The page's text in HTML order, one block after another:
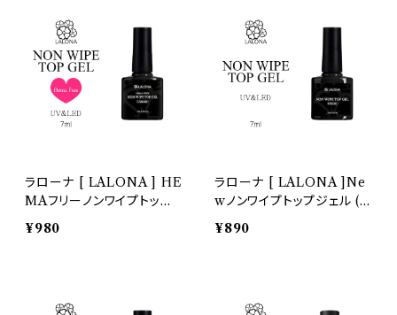
ラローナ [ LALONA ] HE
MAフリーノンワイプトップ
ジェル ( 7ml ) ジェルアレ
ルギー/ヒーマフリー/ヘマフ
¥980
ラローナ [ LALONA ]Ne
wノンワイプトップジェル ( 7
ml )ジェルネイル/トップ/レ
ジントップ/トップコート/ノ
¥890